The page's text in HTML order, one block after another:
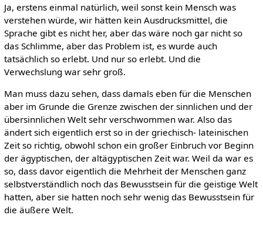
Ja, erstens einmal natürlich, weil sonst kein Mensch was
verstehen würde, wir hätten kein Ausdrucksmittel, die
Sprache gibt es nicht her, aber das wäre noch gar nicht so
das Schlimme, aber das Problem ist, es wurde auch
tatsächlich so erlebt. Und nur so erlebt. Und die
Verwechslung war sehr groß.
Man muss dazu sehen, dass damals eben für die Menschen
aber im Grunde die Grenze zwischen der sinnlichen und der
übersinnlichen Welt sehr verschwommen war. Also das
ändert sich eigentlich erst so in der griechisch- lateinischen
Zeit so richtig, obwohl schon ein großer Einbruch vor Beginn
der ägyptischen, der altägyptischen Zeit war. Weil da war es
so, dass davor eigentlich die Mehrheit der Menschen ganz
selbstverständlich noch das Bewusstsein für die geistige Welt
hatten, aber sie hatten noch sehr wenig das Bewusstsein für
die äußere Welt.